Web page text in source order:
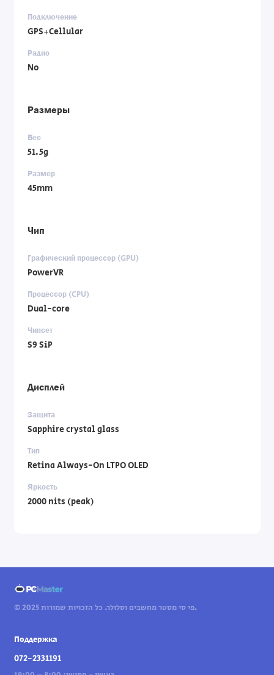
Подключение
GPS+Cellular
Радио
No
Размеры
Вес
51.5g
Размер
45mm
Чип
Графический процессор (GPU)
PowerVR
Процессор (CPU)
Dual-core
Чипсет
S9 SiP
Дисплей
Защита
Sapphire crystal glass
Тип
Retina Always-On LTPO OLED
Яркость
2000 nits (peak)
© 2025 פי סי מסטר מחשבים וסלולר. כל הזכויות שמורות.
Поддержка
072-2331191